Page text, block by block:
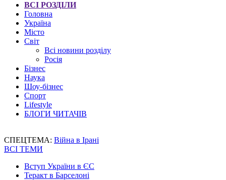
ВСІ РОЗДІЛИ
Головна
Україна
Місто
Світ
Всі новини розділу
Росія
Бізнес
Наука
Шоу-бізнес
Спорт
Lifestyle
БЛОГИ ЧИТАЧІВ
СПЕЦТЕМА: Війна в Ірані
ВСІ ТЕМИ
Вступ України в ЄС
Теракт в Барселоні